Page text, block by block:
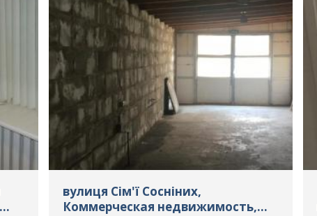
вулиця Сім'ї Сосніних,
Коммерческая недвижимость,